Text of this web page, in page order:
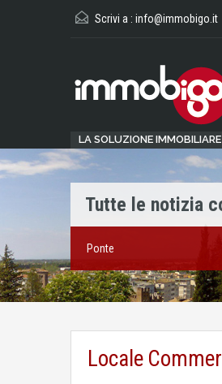
Scrivi a : info@immobigo.it
LA SOLUZIONE IMMOBILIARE
Tutte le notizia
Ponte
Locale